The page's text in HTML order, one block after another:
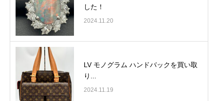
した！
2024.11.20
LV モノグラム ハンドバックを買い取
り...
2024.11.19